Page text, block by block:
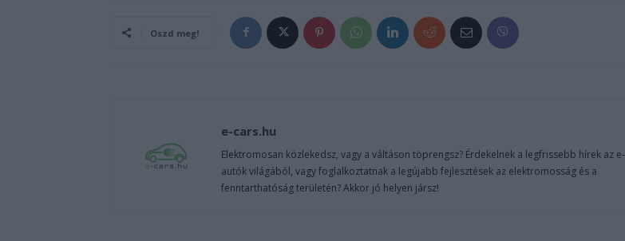
Oszd meg!
e-cars.hu
Elektromosan közlekedsz, vagy a váltáson töprengsz? Érdekelnek a legfrissebb hírek az e-
autók világából, vagy foglalkoztatnak a legújabb fejlesztések az elektromosság és a
fenntarthatóság területén? Akkor jó helyen jársz!